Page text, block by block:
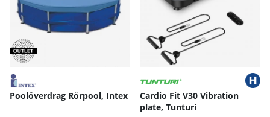
Poolöverdrag Rörpool, Intex
Cardio Fit V30 Vibration
plate, Tunturi